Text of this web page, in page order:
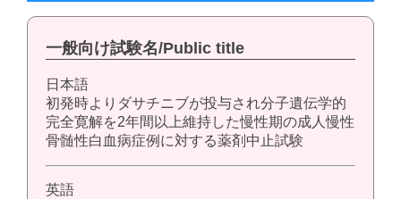
一般向け試験名/Public title
日本語
初発時よりダサチニブが投与され分子遺伝学的
完全寛解を2年間以上維持した慢性期の成人慢性
骨髄性白血病症例に対する薬剤中止試験
英語